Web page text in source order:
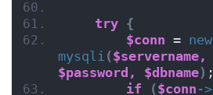
try {
$conn = new
mysqli ($servername,
$password,
$dbname) ;
if
($conn ->